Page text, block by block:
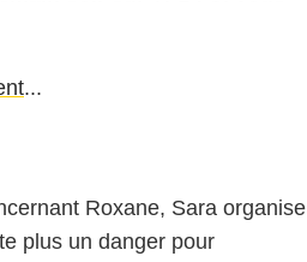
...
Roxane, Sara organise
plus un danger pour